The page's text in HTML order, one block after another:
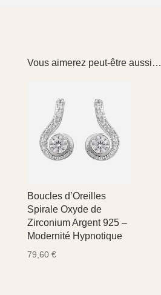
Vous aimerez peut-être aussi…
Boucles d’Oreilles
Spirale Oxyde de
Zirconium Argent 925 –
Modernité Hypnotique
79,60 €